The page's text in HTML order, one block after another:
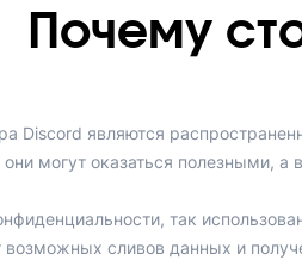
Почему
Discord являются
могут оказаться полезными,
так
возможных сливов данных и